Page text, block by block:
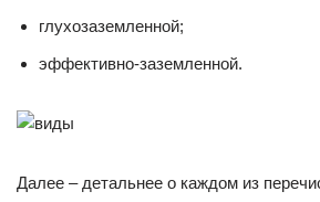
глухозаземленной;
эффективно-заземленной.
Далее – детальнее о каждом из